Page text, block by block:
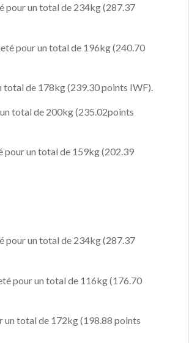
pour un total de 234kg (287.37
pour un total de 196kg (240.70
total de 178kg (239.30 points IWF).
un total de 200kg (235.02points
pour un total de 159kg (202.39
pour un total de 234kg (287.37
pour un total de 116kg (176.70
un total de 172kg (198.88 points